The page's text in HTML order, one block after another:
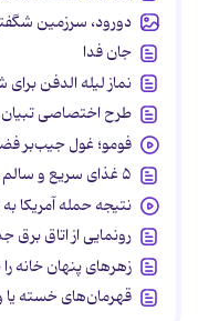
دورود، سرزمین
جان فدا
نماز لیله الدفن
طرح اختصاصی
فومو؛ غول جیب‌بر
۵ غذای سریع و سالم برای طبیعت‌گردی
نتیجه حمله آمریکا
رونمایی از اتاق برق
زهرهای پنهان خانه
قهرمان‌های خسته یا